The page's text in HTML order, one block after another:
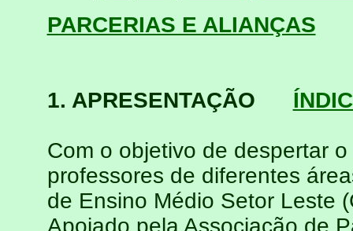
PARCERIAS E ALIANÇAS
1. APRESENTAÇÃO
Com o objetivo de despertar
professores de diferentes
de Ensino Médio Setor Leste
Apoiado pela Associação de